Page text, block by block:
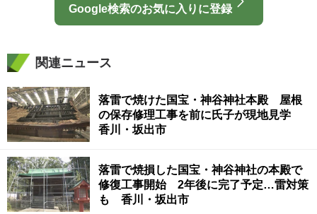
Google検索のお気に入りに登録
関連ニュース
落雷で焼けた国宝・神谷神社本殿 屋根
の保存修理工事を前に氏子が現地見学
香川・坂出市
落雷で焼損した国宝・神谷神社の本殿で
修復工事開始 2年後に完了予定…雷対策
も 香川・坂出市